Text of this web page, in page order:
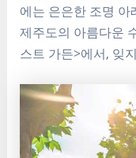
에는 은은한 조명
제주도의 아름다운
스트 가든>에서, 잊